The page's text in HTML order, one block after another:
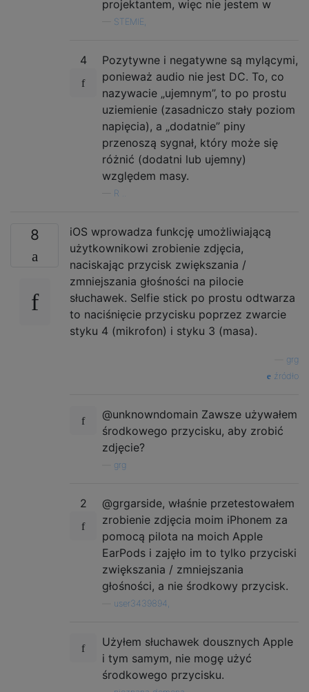
projektantem, więc nie jestem w
STEMIE,
4
Pozytywne i negatywne są mylącymi,
ponieważ audio nie jest DC. To, co
nazywacie „ujemnym”, to po prostu
uziemienie (zasadniczo stały poziom
napięcia), a „dodatnie” piny
przenoszą sygnał, który może się
różnić (dodatni lub ujemny)
względem masy.
R ..
8
iOS wprowadza funkcję umożliwiającą
użytkownikowi zrobienie zdjęcia,
naciskając przycisk zwiększania /
zmniejszania głośności na pilocie
słuchawek. Selfie stick po prostu odtwarza
to naciśnięcie przycisku poprzez zwarcie
styku 4 (mikrofon) i styku 3 (masa).
grg
źródło
@unknowndomain Zawsze używałem
środkowego przycisku, aby zrobić
zdjęcie?
grg
2
@grgarside, właśnie przetestowałem
zrobienie zdjęcia moim iPhonem za
pomocą pilota na moich Apple
EarPods i zajęło im to tylko przyciski
zwiększania / zmniejszania
głośności, a nie środkowy przycisk.
user3439894,
Użyłem słuchawek dousznych Apple
i tym samym, nie mogę użyć
środkowego przycisku.